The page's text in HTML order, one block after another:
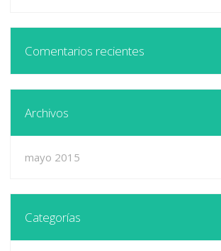
Comentarios recientes
Archivos
mayo 2015
Categorías